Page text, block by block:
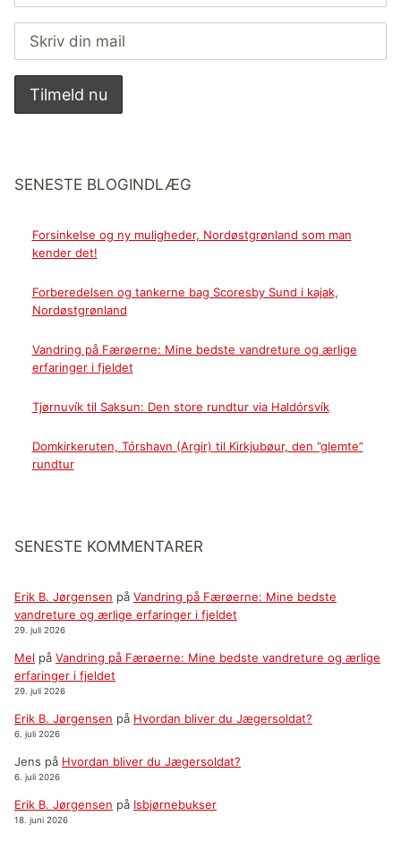
SENESTE BLOGINDLÆG
Forsinkelse og ny muligheder, Nordøstgrønland som man
kender det!
Forberedelsen og tankerne bag Scoresby Sund i kajak,
Nordøstgrønland
Vandring på Færøerne: Mine bedste vandreture og ærlige
erfaringer i fjeldet
Tjørnuvík til Saksun: Den store rundtur via Haldórsvík
Domkirkeruten, Tórshavn (Argir) til Kirkjubøur, den ”glemte”
rundtur
SENESTE KOMMENTARER
Erik B. Jørgensen på Vandring på Færøerne: Mine bedste
vandreture og ærlige erfaringer i fjeldet
29. juli 2026
Mel på Vandring på Færøerne: Mine bedste vandreture og ærlige
erfaringer i fjeldet
29. juli 2026
Erik B. Jørgensen på Hvordan bliver du Jægersoldat?
6. juli 2026
Jens på Hvordan bliver du Jægersoldat?
6. juli 2026
Erik B. Jørgensen på Isbjørnebukser
18. juni 2026